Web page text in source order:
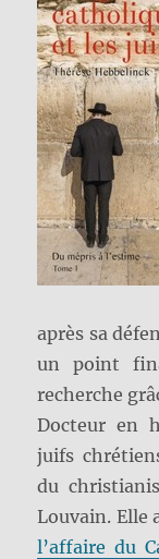
après sa
un point
recherche
Docteur en
juifs
du
Louvain. Elle
l’affaire du